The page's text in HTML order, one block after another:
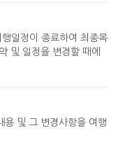
일정이 종료하여 최종목
및 일정을 변경할 때에
용 및 그 변경사항을 여행